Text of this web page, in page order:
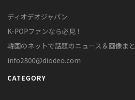
ディオデオジャパン
K-POPファンなら必見！
韓国のネットで話題のニュース＆画像ま
info2800@diodeo.com
CATEGORY